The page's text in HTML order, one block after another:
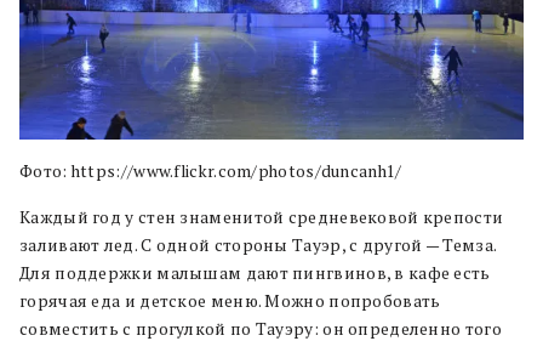
Фото: https://www.flickr.com/photos/duncanh1/
Каждый год у стен знаменитой средневековой крепости
заливают лед. С одной стороны Тауэр, с другой — Темза.
Для поддержки малышам дают пингвинов, в кафе есть
горячая еда и детское меню. Можно попробовать
совместить с прогулкой по Тауэру: он определенно того